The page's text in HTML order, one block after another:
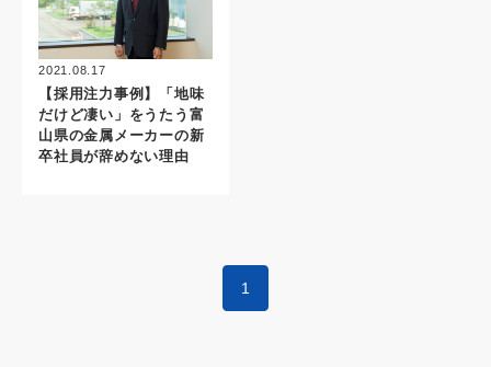
2021.08.17
【採用注力事例】「地味
だけど凄い」をうたう富
山県の金属メーカーの新
卒社員が辞めない理由
1